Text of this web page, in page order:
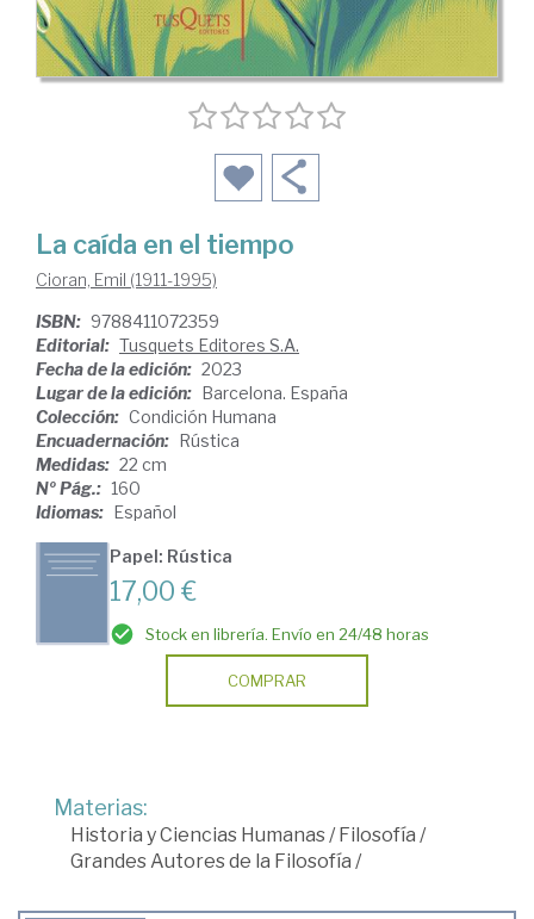
La caída en el tiempo
Cioran, Emil (1911-1995)
ISBN: 9788411072359
Editorial: Tusquets Editores S.A.
Fecha de la edición: 2023
Lugar de la edición: Barcelona. España
Colección: Condición Humana
Encuadernación: Rústica
Medidas: 22 cm
Nº Pág.: 160
Idiomas: Español
Papel: Rústica
17,00 €
Stock en librería. Envío en 24/48 horas
COMPRAR
Materias:
Historia y Ciencias Humanas/ Filosofía /
Grandes Autores de la Filosofía /